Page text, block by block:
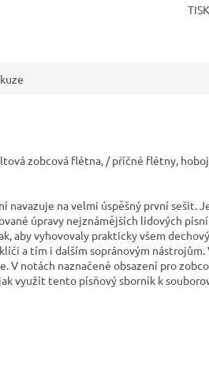
TISK
zobcová flétna, / příčné flétny,
navazuje na velmi úspěšný první sešit.
úpravy nejznámějších lidových
aby vyhovovaly prakticky všem
a tím i dalším sopránovým nástrojům.
V notách naznačené obsazení pro
využít tento písňový sborník k